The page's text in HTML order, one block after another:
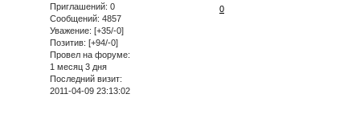
Приглашений: 0
Сообщений: 4857
Уважение: [+35/-0]
Позитив: [+94/-0]
Провел на форуме:
1 месяц 3 дня
Последний визит:
2011-04-09 23:13:02
0